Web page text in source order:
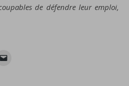
de défendre leur emploi,